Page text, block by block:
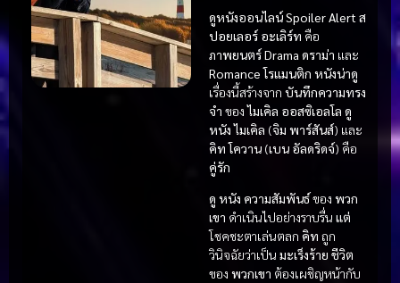
ดูหนังออนไลน์ Spoiler Alert ส
ปอยเลอร์ อะเลิร์ท คือ
ภาพยนตร์Drama ดราม่า และ
Romance โรแมนติก หนังน่าดู
เรื่องนี้สร้างจาก บันทึกความทรง
จำ ของไมเคิล ออสซิเอลโล ดู
หนัง ไมเคิล (จิม พาร์สันส์) และ
คิท โควาน (เบน อัลดริดจ์) คือ
คู่รัก
ดู หนัง ความสัมพันธ์ของ พวก
เขา ดำเนินไปอย่างราบรื่น แต่
โชคชะตาเล่นตลก คิท ถูก
วินิจฉัยว่าเป็น มะเร็งร้าย ชีวิต
ของ พวกเขา ต้องเผชิญหน้ากับ